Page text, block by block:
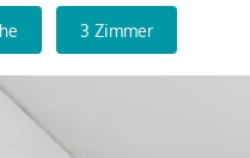
3 Zimmer